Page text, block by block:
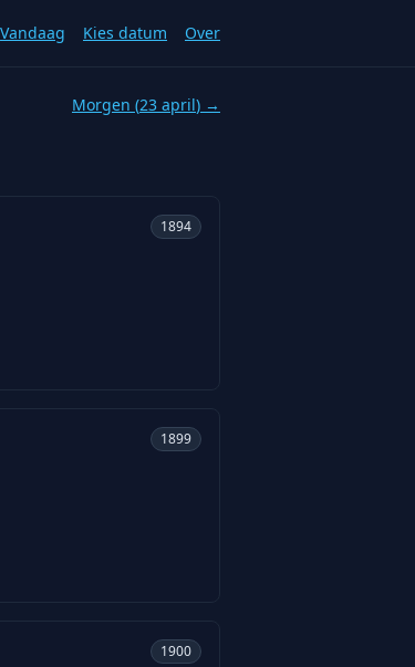
Vandaag Kies datum Over
Morgen (23 april) →
1894
1899
1900